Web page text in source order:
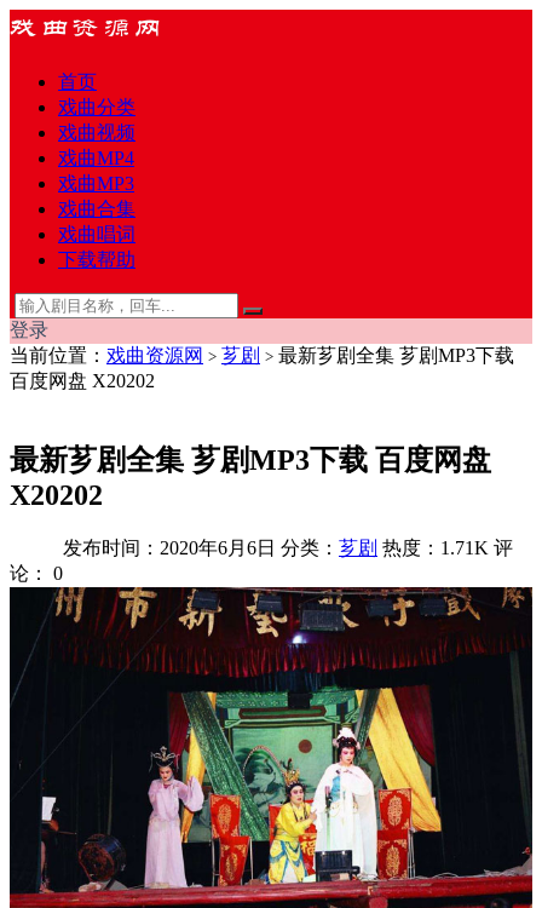
首页
戏曲分类
戏曲视频
戏曲MP4
戏曲MP3
戏曲合集
戏曲唱词
下载帮助
登录
当前位置： 戏曲资源网 > 芗剧 > 最新芗剧全集 芗剧MP3下载
百度网盘 X20202
最新芗剧全集 芗剧MP3下载 百度网盘
X20202
发布时间：2020年6月6日 分类： 芗剧 热度：1.71K 评
论：
0